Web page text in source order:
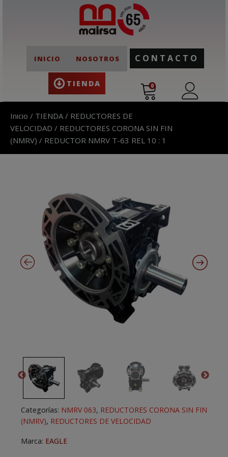
INICIO NOSOTROS
TIENDA
CONTACTO
0
Inicio / TIENDA / REDUCTORES DE
VELOCIDAD / REDUCTORES CORONA SIN FIN
(NMRV) / REDUCTOR NMRV T-63 REL 10 : 1
Categorías: NMRV 063, REDUCTORES CORONA SIN FIN
(NMRV), REDUCTORES DE VELOCIDAD
Marca: EAGLE